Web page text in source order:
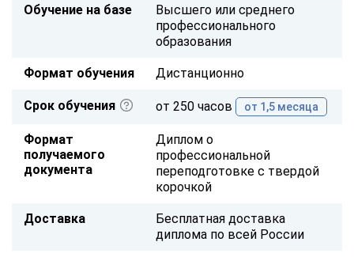
Обучение на базе
Высшего или среднего
профессионального
образования
Формат обучения Дистанционно
Срок обучения от 250 часов от 1,5 месяца
Формат
получаемого
документа
Диплом о
профессиональной
переподготовке с твердой
корочкой
Доставка
Бесплатная доставка
диплома по всей России